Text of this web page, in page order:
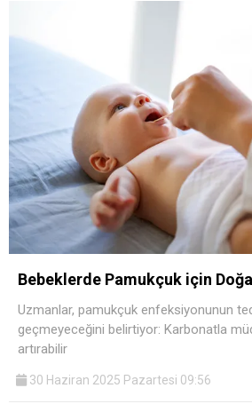
Bebeklerde Pamukçuk için
Uzmanlar, pamukçuk enfeksiyonunun
geçmeyeceğini belirtiyor: Karbonatla
artırabilir
30 Haziran 2025 Pazartesi 09:56